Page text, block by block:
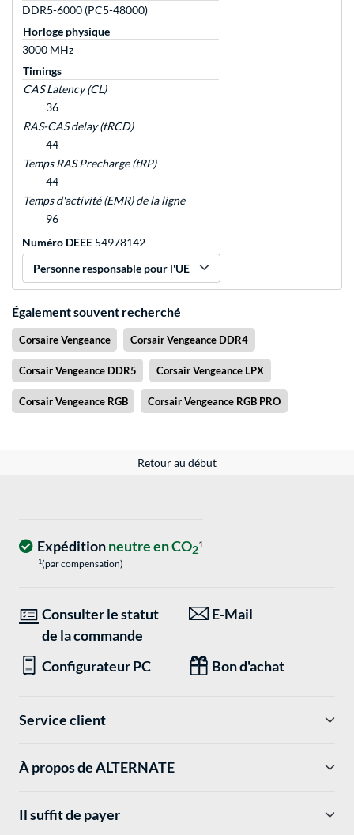
DDR5-6000 (PC5-48000)
Horloge physique
3000 MHz
Timings
CAS Latency (CL)
36
RAS-CAS delay (tRCD)
44
Temps RAS Precharge (tRP)
44
Temps d'activité (EMR) de la ligne
96
Numéro DEEE 54978142
Personne responsable pour l'UE
Également souvent recherché
Corsaire Vengeance Corsair Vengeance DDR4
Corsair Vengeance DDR5 Corsair Vengeance LPX
Corsair Vengeance RGB Corsair Vengeance RGB PRO
Retour au début
Expéditionneutre en CO21
1(par compensation)
Consulter le statut
de la commande
E-Mail
Configurateur PC Bon d'achat
Service client
À propos de ALTERNATE
Il suffit de payer